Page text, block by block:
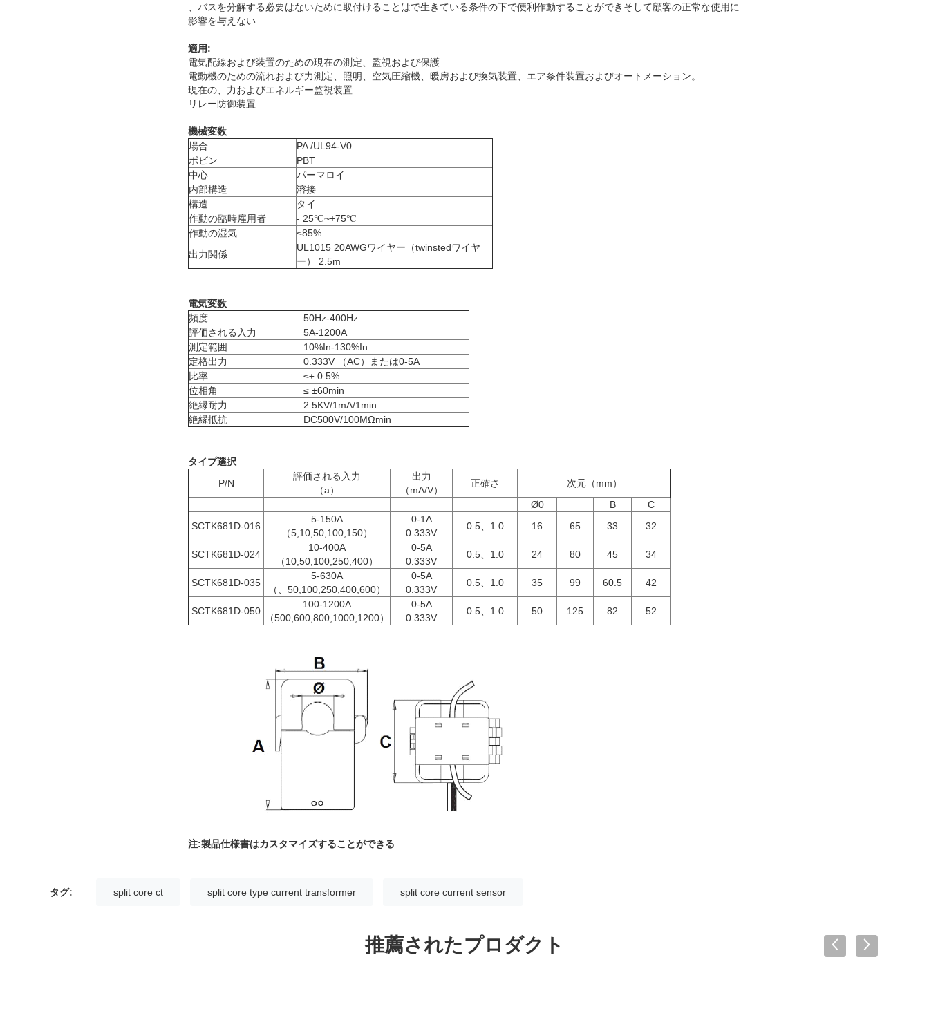
、バスを分解する必要はないために取付けることはで生きている条件の下で便利作動することができそして顧客の正常な使用に
影響を与えない
適用:
電気配線および装置のための現在の測定、監視および保護
電動機のための流れおよび力測定、照明、空気圧縮機、暖房および換気装置、エア条件装置およびオートメーション。
現在の、力およびエネルギー監視装置
リレー防御装置
機械変数
場合
PA /UL94-V0
ボビン
PBT
中心
パーマロイ
内部構造
溶接
構造
タイ
作動の臨時雇用者
- 25℃~+75℃
作動の湿気
≤85%
出力関係
UL1015 20AWGワイヤー（twinstedワイヤ
ー） 2.5m
電気変数
頻度
50Hz-400Hz
評価される入力
5A-1200A
測定範囲
10%In-130%In
定格出力
0.333V （AC）または0-5A
比率
≤± 0.5%
位相角
≤ ±60min
絶縁耐力
2.5KV/1mA/1min
絶縁抵抗
DC500V/100MΩmin
タイプ選択
P/N
評価される入力
（a）
出力
（mA/V）
正確さ
次元（mm）
Ø0
B
C
SCTK681D-016
5-150A
（5,10,50,100,150）
0-1A
0.333V
0.5、1.0 16 65 33 32
SCTK681D-024
10-400A
（10,50,100,250,400）
0-5A
0.333V
0.5、1.0 24 80 45 34
SCTK681D-035
5-630A
（、50,100,250,400,600）
0-5A
0.333V
0.5、1.0 35 99 60.5 42
SCTK681D-050
100-1200A
（500,600,800,1000,1200）
0-5A
0.333V
0.5、1.0 50 125 82 52
注:製品仕様書はカスタマイズすることができる
タグ: split core ct split core type current transformer split core current sensor
推薦されたプロダクト